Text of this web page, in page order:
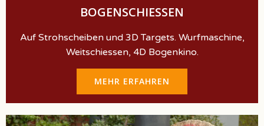
BOGENSCHIESSEN
Auf Strohscheiben und 3D Targets. Wurfmaschine,
Weitschiessen, 4D Bogenkino.
MEHR ERFAHREN